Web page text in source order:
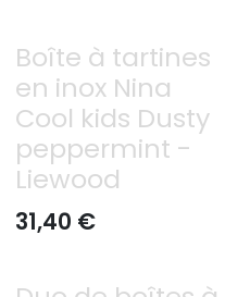
Boîte à tartines
en inox Nina
Cool kids Dusty
peppermint -
Liewood
31,40 €